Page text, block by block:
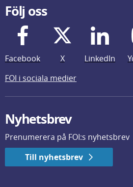
Följ oss
Facebook X LinkedIn
FOI i sociala medier
Nyhetsbrev
Prenumerera på FOI:s nyhetsbrev
Till nyhetsbrev